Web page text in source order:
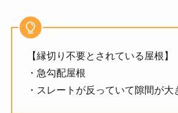
【縁切り不要とされている屋根】
・急勾配屋根
・スレートが反っていて隙間が大